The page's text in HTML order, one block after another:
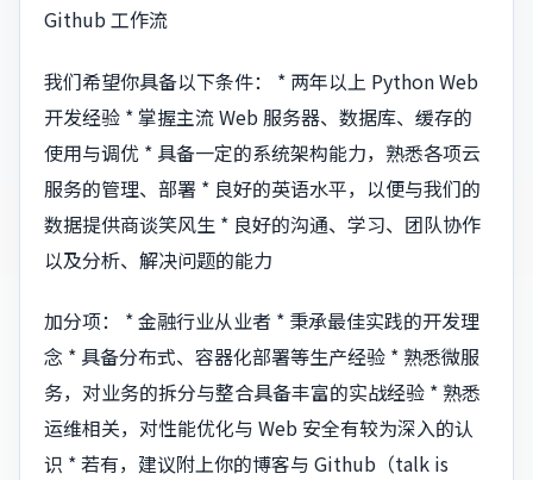
Github 工作流
我们希望你具备以下条件： * 两年以上 Python Web
开发经验 * 掌握主流 Web 服务器、数据库、缓存的
使用与调优 * 具备一定的系统架构能力，熟悉各项云
服务的管理、部署 * 良好的英语水平，以便与我们的
数据提供商谈笑风生 * 良好的沟通、学习、团队协作
以及分析、解决问题的能力
加分项： * 金融行业从业者 * 秉承最佳实践的开发理
念 * 具备分布式、容器化部署等生产经验 * 熟悉微服
务，对业务的拆分与整合具备丰富的实战经验 * 熟悉
运维相关，对性能优化与 Web 安全有较为深入的认
识 * 若有，建议附上你的博客与 Github（talk is